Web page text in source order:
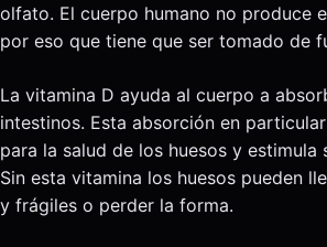
olfato. El cuerpo humano no produce
por eso que tiene que ser tomado de
La vitamina D ayuda al cuerpo a
intestinos. Esta absorción en
para la salud de los huesos y estimula
Sin esta vitamina los huesos pueden
y frágiles o perder la forma.